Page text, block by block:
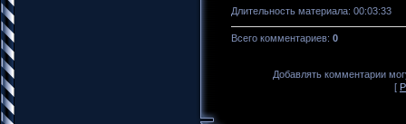
Длительность материала: 00:03:33
Всего комментариев: 0
Добавлять комментарии
[